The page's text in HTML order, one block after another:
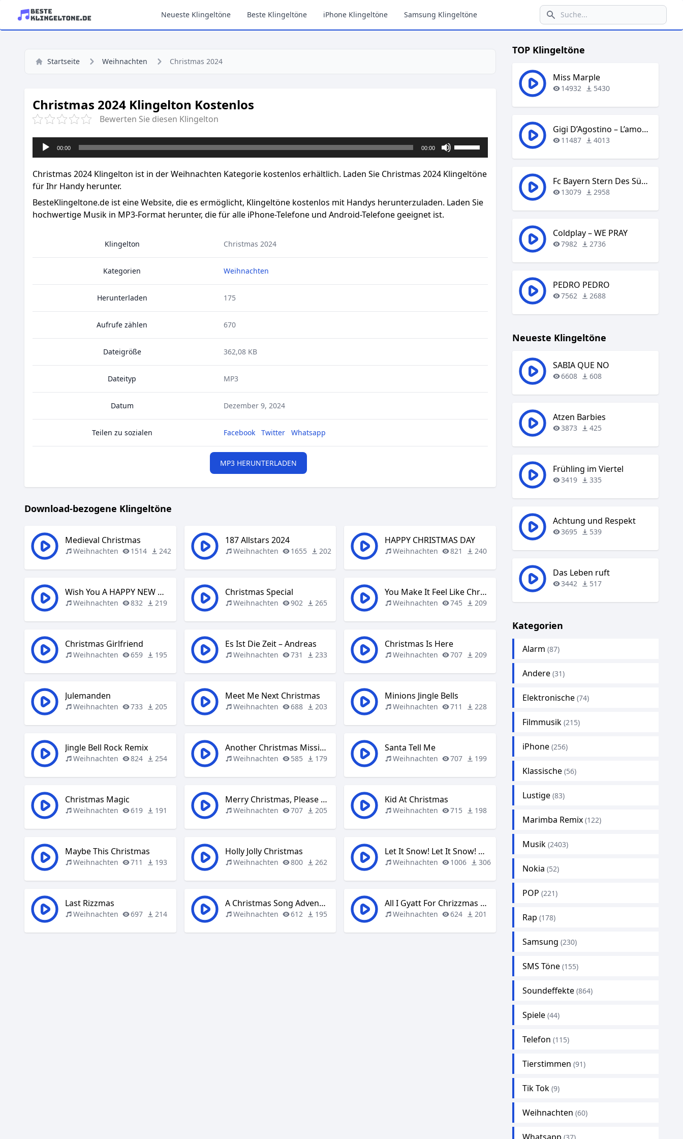
Neueste Klingeltöne Beste Klingeltöne iPhone Klingeltöne Samsung Klingeltöne
Startseite Weihnachten Christmas 2024
Christmas 2024 Klingelton Kostenlos
Bewerten Sie diesen Klingelton
Audio-
Player
00:00 00:00
um
Lautstärke
Christmas 2024 Klingelton ist in der Weihnachten Kategorie kostenlos erhältlich. Laden Sie Christmas 2024 Klingeltöne
für Ihr Handy herunter.
BesteKlingeltone.de ist eine Website, die es ermöglicht, Klingeltöne kostenlos mit Handys herunterzuladen. Laden Sie
hochwertige Musik in MP3-Format herunter, die für alle iPhone-Telefone und Android-Telefone geeignet ist.
Klingelton Christmas 2024
Kategorien Weihnachten
Herunterladen 175
Aufrufe zählen 670
Dateigröße 362,08 KB
Dateityp MP3
Datum Dezember 9, 2024
Teilen zu sozialen Facebook Twitter Whatsapp
MP3 HERUNTERLADEN
Download-bezogene Klingeltöne
Medieval Christmas
Weihnachten 1514 242
187 Allstars 2024
Weihnachten 1655 202
HAPPY CHRISTMAS DAY
Weihnachten 821 240
Wish You A HAPPY NEW YEAR
Weihnachten 832 219
Christmas Special
Weihnachten 902 265
You Make It Feel Like Christmas
Weihnachten 745 209
Christmas Girlfriend
Weihnachten 659 195
Es Ist Die Zeit – Andreas
Weihnachten 731 233
Christmas Is Here
Weihnachten 707 209
Julemanden
Weihnachten 733 205
Meet Me Next Christmas
Weihnachten 688 203
Minions Jingle Bells
Weihnachten 711 228
Jingle Bell Rock Remix
Weihnachten 824 254
Another Christmas Missing You
Weihnachten 585 179
Santa Tell Me
Weihnachten 707 199
Christmas Magic
Weihnachten 619 191
Merry Christmas, Please Don’t Call
Weihnachten 707 205
Kid At Christmas
Weihnachten 715 198
Maybe This Christmas
Weihnachten 711 193
Holly Jolly Christmas
Weihnachten 800 262
Let It Snow! Let It Snow! Let It Snow!
Weihnachten 1006 306
Last Rizzmas
Weihnachten 697 214
A Christmas Song Adventure
Weihnachten 612 195
All I Gyatt For Chrizzmas Is You
Weihnachten 624 201
TOP Klingeltöne
Miss Marple
14932 5430
Gigi D’Agostino – L’amour Toujours
11487 4013
Fc Bayern Stern Des Südens
13079 2958
Coldplay – WE PRAY
7982 2736
PEDRO PEDRO
7562 2688
Neueste Klingeltöne
SABIA QUE NO
6608 608
Atzen Barbies
3873 425
Frühling im Viertel
3419 335
Achtung und Respekt
3695 539
Das Leben ruft
3442 517
Kategorien
Alarm (87)
Andere (31)
Elektronische (74)
Filmmusik (215)
iPhone (256)
Klassische (56)
Lustige (83)
Marimba Remix (122)
Musik (2403)
Nokia (52)
POP (221)
Rap (178)
Samsung (230)
SMS Töne (155)
Soundeffekte (864)
Spiele (44)
Telefon (115)
Tierstimmen (91)
Tik Tok (9)
Weihnachten (60)